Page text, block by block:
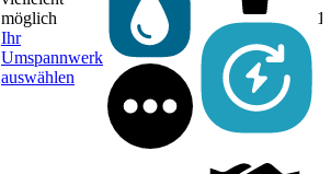
möglich
Ihr
Umspannwerk
auswählen